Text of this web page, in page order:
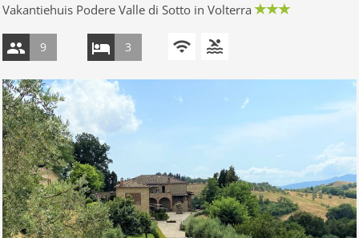
Vakantiehuis Podere Valle di Sotto in Volterra
9 3